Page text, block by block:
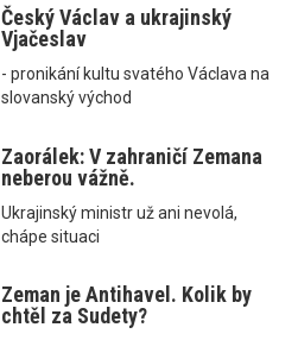
Český Václav a ukrajinský
Vjačeslav
- pronikání kultu svatého Václava na
slovanský východ
Zaorálek: V zahraničí Zemana
neberou vážně.
Ukrajinský ministr už ani nevolá,
chápe situaci
Zeman je Antihavel. Kolik by
chtěl za Sudety?